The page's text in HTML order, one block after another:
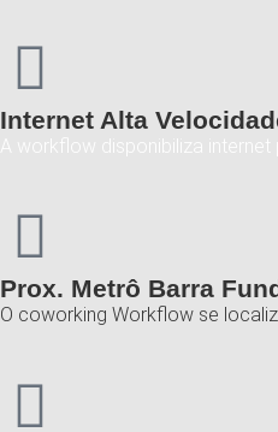
Internet Alta
A workflow disponibiliza
Prox. Metrô Barra
O coworking Workflow se